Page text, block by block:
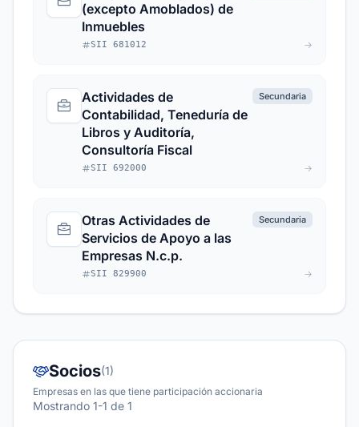
(excepto Amoblados) de
Inmuebles
SII 681012
Actividades de
Contabilidad, Teneduría de
Libros y Auditoría,
Consultoría Fiscal
Secundaria
SII 692000
Otras Actividades de
Servicios de Apoyo a las
Empresas N.c.p.
Secundaria
SII 829900
Socios(1)
Empresas en las que tiene participación accionaria
Mostrando 1-1 de 1